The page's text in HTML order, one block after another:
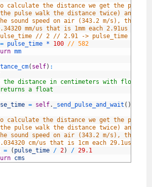
calculate the distance we get the
pulse walk the distance twice) and by
sound speed on air (343.2 m/s), that
mm/us that is 1mm each 2.91us
// 2 // 2.91 -> pulse_time //
= pulse_time * 100 // 582
mm
( self) :
in centimeters with floating
a float
= self. _send_pulse_and_wait ( )
calculate the distance we get the
pulse walk the distance twice) and by
sound speed on air (343.2 m/s), that
cm/us that is 1cm each 29.1us
= ( pulse_time / 2) / 29.1
cms